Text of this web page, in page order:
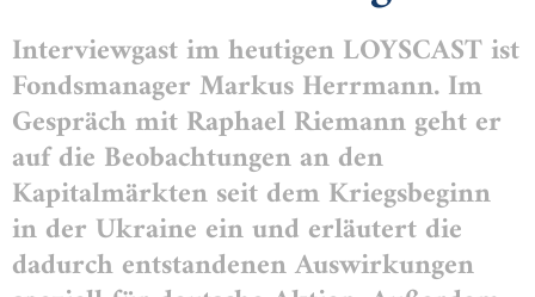
Interviewgast im heutigen LOYSCAST ist
Fondsmanager Markus Herrmann. Im
Gespräch mit Raphael Riemann geht er
auf die Beobachtungen an den
Kapitalmärkten seit dem Kriegsbeginn
in der Ukraine ein und erläutert die
dadurch entstandenen Auswirkungen